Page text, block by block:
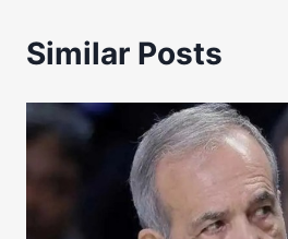
Similar Posts